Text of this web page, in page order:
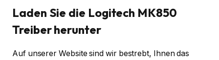
Laden Sie die Logitech MK850
Treiber herunter
Auf unserer Website sind wir bestrebt, Ihnen das